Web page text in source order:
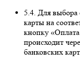
5.4. Для
карты на
кнопку «Оплата
происходит
банковских